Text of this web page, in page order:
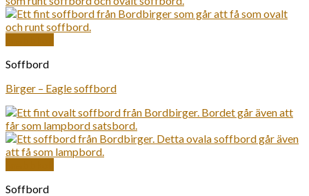
Soffbord
Birger – Eagle soffbord
Soffbord